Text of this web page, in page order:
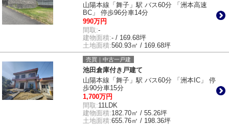
山陽本線「舞子」駅 バス60分 「洲本高速
BC」 停歩96分車14分
990万円
間取:-
建物面積:- / 169.68坪
土地面積:560.93㎡ / 169.68坪
売買｜中古一戸建
池田倉庫付き戸建て
山陽本線「舞子」駅 バス60分 「洲本IC」 停
歩90分車15分
1,700万円
間取:11LDK
建物面積:182.70㎡ / 55.26坪
土地面積:655.76㎡ / 198.36坪